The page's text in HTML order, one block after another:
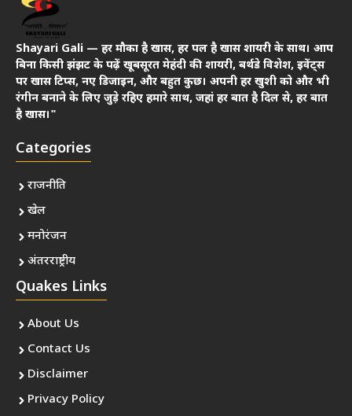
Shayari Gali — हर मौका है खास, हर पल है खास शायरी के साथ। आप
बिना किसी झंझट के पढ़ें खूबसूरत मेहंदी की शायरी, बर्थडे विशेश, इवेंट्स
पर खास टिप्स, नए डिजाइन, और बहुत कुछ। अपनी हर खुशी को और भी
रंगीन बनाने के लिए जुड़े रहिए हमारे साथ, जहां हर बात है दिल से, हर बात
है खास।"
Categories
राजनीति
खेल
मनोरंजन
अंतरराष्ट्रीय
Quakes Links
About Us
Contact Us
Disclaimer
Privacy Policy